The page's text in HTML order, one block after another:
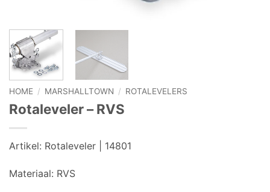
HOME / MARSHALLTOWN / ROTALEVELERS
Rotaleveler – RVS
Artikel: Rotaleveler | 14801
Materiaal: RVS